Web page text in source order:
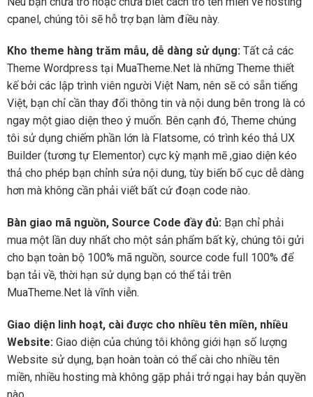
cpanel, chúng tôi sẽ hỗ trợ bạn làm điều này.
Kho theme hàng trăm mẫu, dễ dàng sử dụng: Tất cả các
Theme Wordpress tại MuaTheme.Net là những Theme thiết
kế bởi các lập trình viên người Việt Nam, nên sẽ có sẵn tiếng
Việt, bạn chỉ cần thay đổi thông tin và nội dung bên trong là có
ngay một giao diện theo ý muốn. Bên cạnh đó, Theme chúng
tôi sử dụng chiếm phần lớn là Flatsome, có trình kéo thả UX
Builder (tương tự Elementor) cực kỳ mạnh mẽ ,giao diện kéo
thả cho phép bạn chỉnh sửa nội dung, tùy biến bố cục dễ dàng
hơn mà không cần phải viết bất cứ đoạn code nào.
Bàn giao mã nguồn, Source Code đầy đủ: Bạn chỉ phải
mua một lần duy nhất cho một sản phẩm bất kỳ, chúng tôi gửi
cho bạn toàn bộ 100% mã nguồn, source code full 100% để
bạn tải về, thời hạn sử dụng bạn có thể tải trên
MuaTheme.Net là vĩnh viễn.
Giao diện linh hoạt, cài được cho nhiều tên miền, nhiều
Website: Giao diện của chúng tôi không giới hạn số lượng
Website sử dụng, bạn hoàn toàn có thể cài cho nhiều tên
miền, nhiều hosting mà không gặp phải trở ngại hay bản quyền